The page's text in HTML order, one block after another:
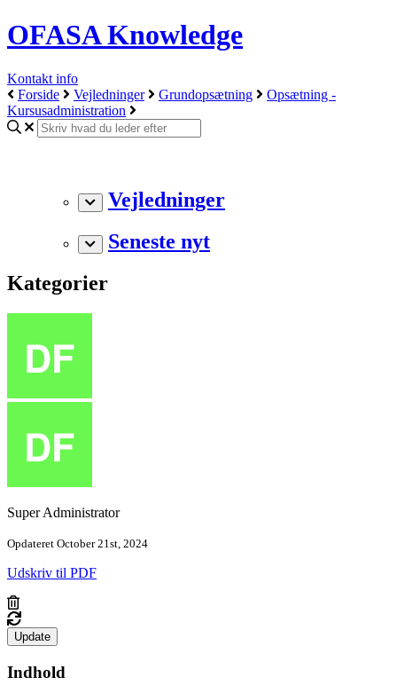
OFASA Knowledge
Kontakt info
Forside
Vejledninger Grundopsætning
Opsætning -
Kursusadministration
Vejledninger
Seneste nyt
Kategorier
Super Administrator
Opdateret October 21st, 2024
Udskriv til PDF
Update
Indhold